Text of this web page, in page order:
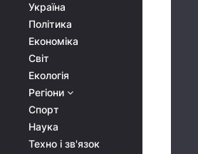
Україна
Політика
Економіка
Світ
Екологія
Регіони
Спорт
Наука
Техно і зв'язок